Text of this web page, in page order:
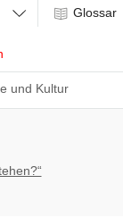
und Kultur
Glossar